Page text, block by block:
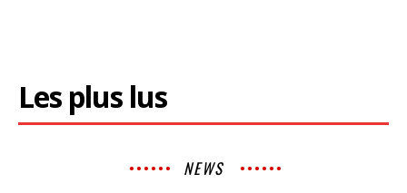
Les plus lus
NEWS